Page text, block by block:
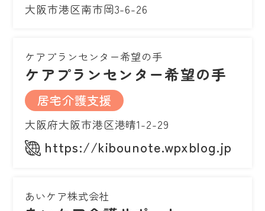
大阪市港区南市岡3-6-26
ケアプランセンター希望の手
ケアプランセンター希望の手
居宅介護支援
大阪府大阪市港区港晴1-2-29
https://kibounote.wpxblog.jp
あいケア株式会社